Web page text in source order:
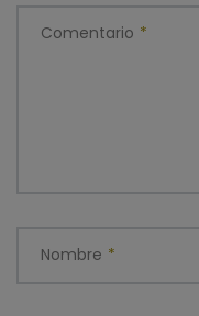
Comentario *
Nombre *